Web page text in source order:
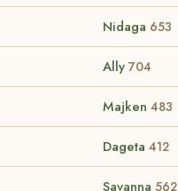
Nidaga 653
Ally 704
Majken 483
Dageta 412
Savanna 562